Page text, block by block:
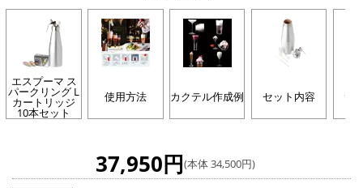
エスプーマ ス
パークリング L
カートリッジ
10本セット
使用方法 カクテル作成例 セット内容 サ
37,950円(本体 34,500円)